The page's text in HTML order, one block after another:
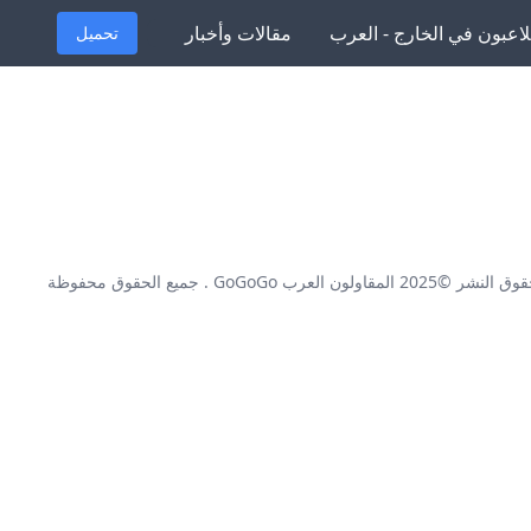
في الخارج - العرب مقالات وأخبار تحميل
النشر ©2025 المقاولون العرب GoGoGo . جميع الحقوق محفوظة